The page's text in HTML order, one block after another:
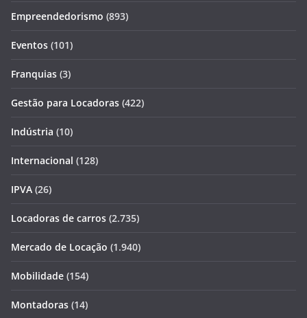
Empreendedorismo (893)
Eventos (101)
Franquias (3)
Gestão para Locadoras (422)
Indústria (10)
Internacional (128)
IPVA (26)
Locadoras de carros (2.735)
Mercado de Locação (1.940)
Mobilidade (154)
Montadoras (14)